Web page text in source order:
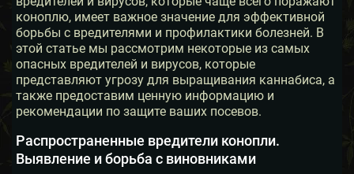
коноплю, имеет важное значение для эффективной
борьбы с вредителями и профилактики болезней. В
этой статье мы рассмотрим некоторые из самых
опасных вредителей и вирусов, которые
представляют угрозу для выращивания каннабиса, а
также предоставим ценную информацию и
рекомендации по защите ваших посевов.
Распространенные вредители конопли.
Выявление и борьба с виновниками